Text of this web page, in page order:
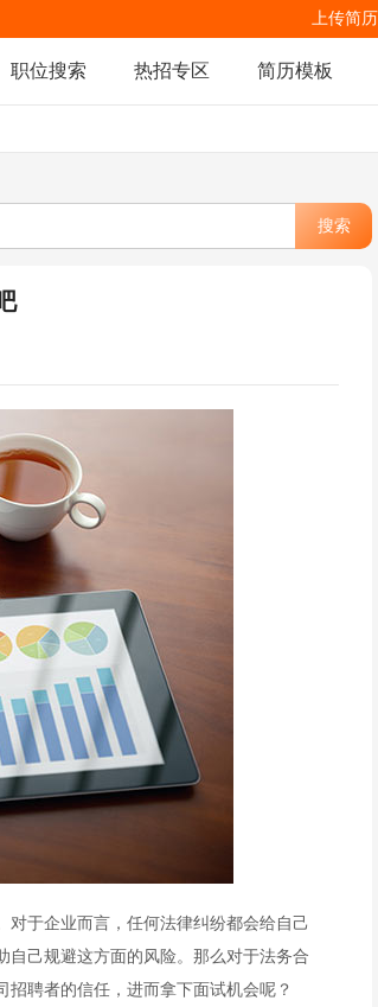
上传简历
职位搜索 热招专区 简历模板
搜索
于企业而言，任何法律纠纷都会给自己
自己规避这方面的风险。那么对于法务合
聘者的信任，进而拿下面试机会呢？